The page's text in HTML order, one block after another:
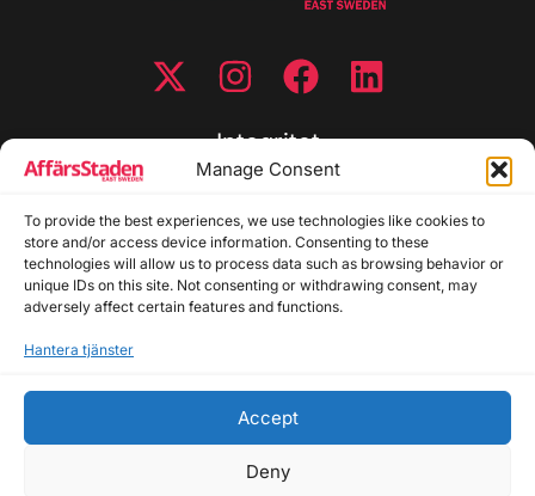
Manage Consent
To provide the best experiences, we use technologies like cookies to
store and/or access device information. Consenting to these
technologies will allow us to process data such as browsing behavior or
unique IDs on this site. Not consenting or withdrawing consent, may
adversely affect certain features and functions.
Hantera tjänster
Accept
Deny
Integritet
Cookiepolicy
Disclaimer
Redaktionell policy
Utgivarinformation
Allmänna frågor: info@affarsstaden.se | Tipsa
annons@affarsstaden.se